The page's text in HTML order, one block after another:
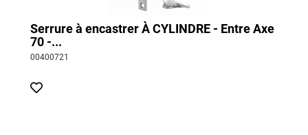
Serrure à encastrer À CYLINDRE - Entre Axe
70 -...
00400721